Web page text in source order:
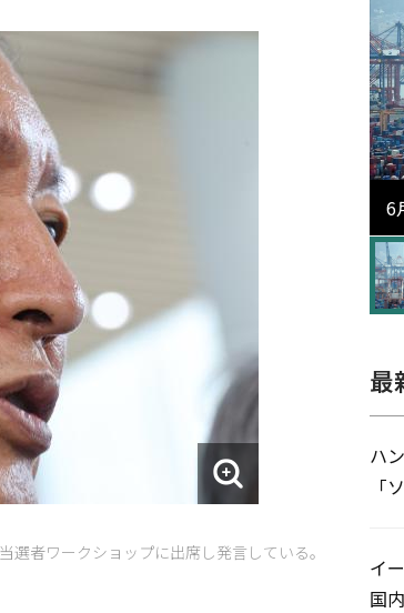
者ワークショップに出席し発言している。
6
最
ハ
「
イ
国